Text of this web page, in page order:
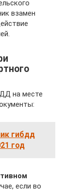
взамен
на месте
гибдд
год
если во